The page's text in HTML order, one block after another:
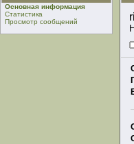
Основная информация
Статистика
Просмотр сообщений